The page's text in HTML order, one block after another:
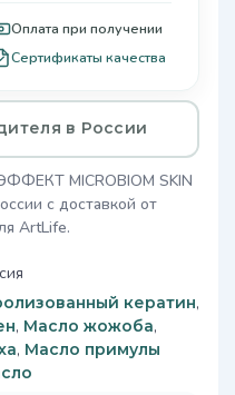
кератин,
, Масло жожоба,
, Масло примулы
Оплата при получении
Сертификаты качества
в России
МICROBIOM SKIN
с доставкой от
ArtLife.